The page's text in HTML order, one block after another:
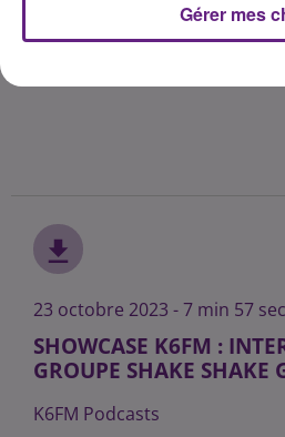
23 octobre 2023 - 7 min 57 sec
SHOWCASE K6FM :
GROUPE SHAKE SHAKE
K6FM Podcasts
Gérer mes